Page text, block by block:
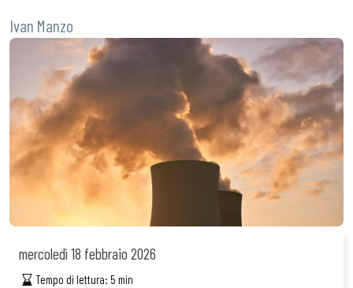
Ivan Manzo
mercoledì 18 febbraio 2026
Tempo di lettura:5 min